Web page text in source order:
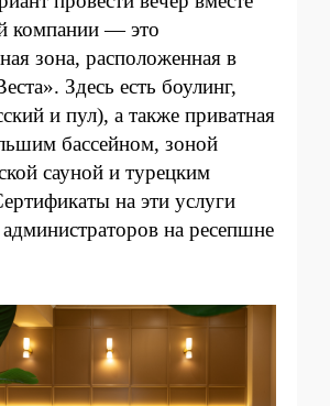
компании — это
зона, расположенная в
Здесь есть боулинг,
и пул), а также приватная
бассейном, зоной
сауной и турецким
на эти услуги
на ресепшне